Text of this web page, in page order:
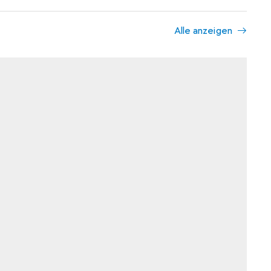
Alle anzeigen